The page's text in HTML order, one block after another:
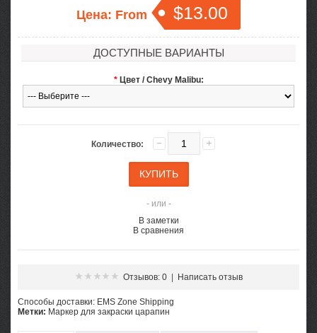
Цена: From $13.00
ДОСТУПНЫЕ ВАРИАНТЫ
* Цвет / Chevy Malibu:
Количество:
- или -
В заметки
В сравнения
Отзывов: 0| Написать отзыв
Cпособы доставки: EMS Zone Shipping
Метки: Маркер для закраски царапин